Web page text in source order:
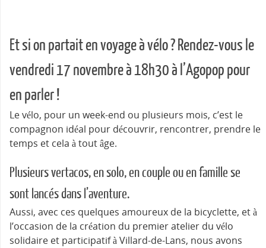
Et si on partait en voyage à vélo ? Rendez-vous le
vendredi 17 novembre à 18h30 à l’Agopop pour
en parler !
Le vélo, pour un week-end ou plusieurs mois, c’est le
compagnon idéal pour découvrir, rencontrer, prendre le
temps et cela à tout âge.
Plusieurs vertacos, en solo, en couple ou en famille se
sont lancés dans l’aventure.
Aussi, avec ces quelques amoureux de la bicyclette, et à
l’occasion de la création du premier atelier du vélo
solidaire et participatif à Villard-de-Lans, nous avons